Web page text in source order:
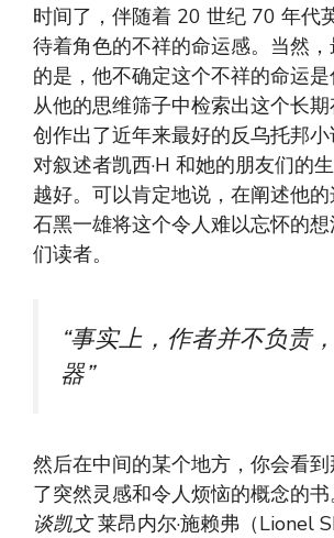
时间了，伴随着 20 世纪 70 年代
待着角色的不祥的命运感。当然，
的是，他不确定这个不祥的命运
从他的思维筛子中检索出这个长期
创作出了近年来最好的反乌托邦
对叙述者凯西·H 和她的朋友们的
越好。可以肯定地说，在阐述他的
石黑一雄将这个令人难以忘怀的
们读者。
“事实上，作者并不负责
器”
然后在中间的某个地方，你会看
了突然灵感和令人烦恼的概念的书
谈凯文莱昂内尔·施赖弗（Lionel